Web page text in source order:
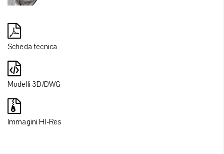
Scheda tecnica
Modelli 3D/DWG
Immagini HI-Res